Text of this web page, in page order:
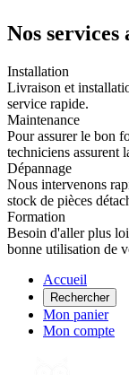
Nos services
Installation
Livraison et
service rapide.
Maintenance
Pour assurer le bon
techniciens assurent
Dépannage
Nous intervenons
stock de pièces
Formation
Besoin d'aller plus
bonne utilisation de
Accueil
Rechercher
Mon panier
Mon compte